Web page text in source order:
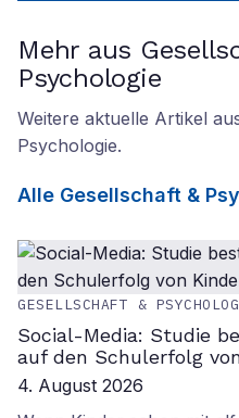
Mehr aus
Psychologie
Weitere aktuelle Artikel
Psychologie.
Alle Gesellschaft &
GESELLSCHAFT &
Social-Media: Studie
auf den Schulerfolg
4. August 2026